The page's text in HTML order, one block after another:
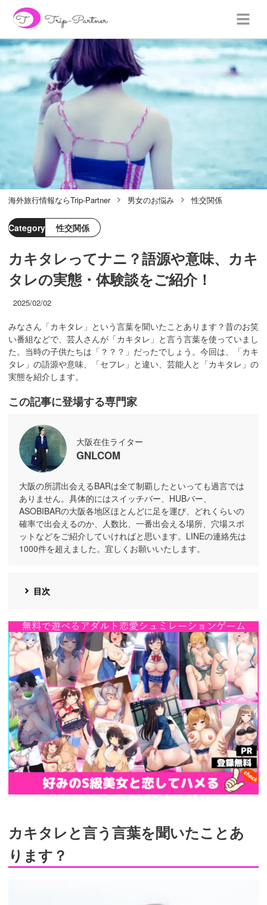
海外旅行情報ならTrip-Partner 男女のお悩み 性交関係
Category 性交関係
カキタレってナニ？語源や意味、カキ
タレの実態・体験談をご紹介！
2025/02/02
みなさん「カキタレ」という言葉を聞いたことあります？昔のお笑
い番組などで、芸人さんが「カキタレ」と言う言葉を使っていまし
た。当時の子供たちは「？？？」だったでしょう。今回は、「カキ
タレ」の語源や意味、「セフレ」と違い、芸能人と「カキタレ」の
実態を紹介します。
この記事に登場する専門家
大阪在住ライター
GNLCOM
大阪の所謂出会えるBARは全て制覇したといっても過言では
ありません。具体的にはスイッチバー、HUBバー、
ASOBIBARの大阪各地区ほとんどに足を運び、どれくらいの
確率で出会えるのか、人数比、一番出会える場所、穴場スポ
ットなどをご紹介していければと思います。LINEの連絡先は
1000件を超えました。宜しくお願いいたします。
目次
https://cv-
measurement.com/ad/p/r?
medium=191&ad=1692&creative=1386
カキタレと言う言葉を聞いたことあ
ります？